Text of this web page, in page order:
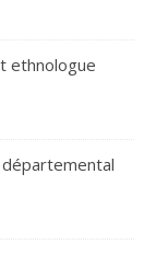
ethnologue
départemental